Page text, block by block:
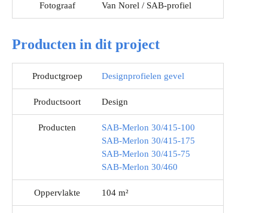
Fotograaf Van Norel / SAB-profiel
Producten in dit project
Productgroep Designprofielen gevel
Productsoort Design
Producten
SAB-Merlon 30/415-100
SAB-Merlon 30/415-175
SAB-Merlon 30/415-75
SAB-Merlon 30/460
Oppervlakte 104 m²